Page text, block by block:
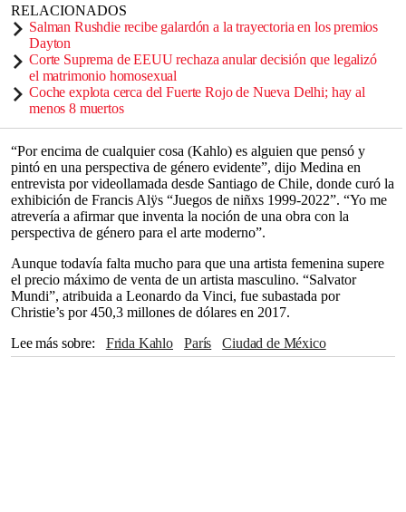
RELACIONADOS
Salman Rushdie recibe galardón a la trayectoria en los premios
Dayton
Corte Suprema de EEUU rechaza anular decisión que legalizó
el matrimonio homosexual
Coche explota cerca del Fuerte Rojo de Nueva Delhi; hay al
menos 8 muertos
“Por encima de cualquier cosa (Kahlo) es alguien que pensó y
pintó en una perspectiva de género evidente”, dijo Medina en
entrevista por videollamada desde Santiago de Chile, donde curó la
exhibición de Francis Alÿs “Juegos de niñxs 1999-2022”. “Yo me
atrevería a afirmar que inventa la noción de una obra con la
perspectiva de género para el arte moderno”.
Aunque todavía falta mucho para que una artista femenina supere
el precio máximo de venta de un artista masculino. “Salvator
Mundi”, atribuida a Leonardo da Vinci, fue subastada por
Christie’s por 450,3 millones de dólares en 2017.
Lee más sobre
Frida Kahlo París
Ciudad de México